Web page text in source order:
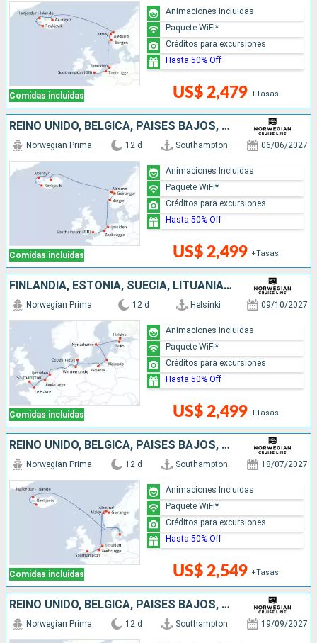
Comidas incluidas US$ 2,479 +Tasas
Animaciones Incluidas
Paquete WiFi*
Créditos para excursiones
Hasta 50% Off
REINO UNIDO, BÉLGICA, PAISES BAJOS, NORUEGA, ISLANDIA
Comidas incluidas
Norwegian Prima 12 d Southampton 06/06/2027
US$ 2,499 +Tasas
Animaciones Incluidas
Paquete WiFi*
Créditos para excursiones
Hasta 50% Off
FINLANDIA, ESTONIA, SUECIA, LITUANIA, POLONIA, ALEMANIA, DINAMARCA, PAISES BAJOS, BÉLGICA, FRANCIA, REINO UNIDO
Comidas incluidas
Norwegian Prima 12 d Helsinki 09/10/2027
US$ 2,499 +Tasas
Animaciones Incluidas
Paquete WiFi*
Créditos para excursiones
Hasta 50% Off
REINO UNIDO, BÉLGICA, PAISES BAJOS, NORUEGA, FÉROES (ISLAS), ISLANDIA
Comidas incluidas
Norwegian Prima 12 d Southampton 18/07/2027
US$ 2,549 +Tasas
Animaciones Incluidas
Paquete WiFi*
Créditos para excursiones
Hasta 50% Off
REINO UNIDO, BÉLGICA, PAISES BAJOS, ALEMANIA, POLONIA, LITUANIA, SUECIA, ESTONIA, DINAMARCA
Norwegian Prima 12 d Southampton 19/09/2027